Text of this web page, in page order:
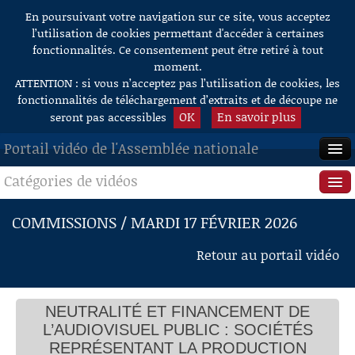
Aller au contenu
En poursuivant votre navigation sur ce site, vous acceptez
l’utilisation de cookies permettant d'accéder à certaines
fonctionnalités. Ce consentement peut être retiré à tout
moment.
ATTENTION : si vous n’acceptez pas l’utilisation de cookies, les
fonctionnalités de téléchargement d’extraits et de découpe ne
seront pas accessibles
OK En savoir plus
Portail vidéo de l'Assemblée nationale
ACCUEIL
EN DIRECT
RECHERCHE
AIDE À LA DÉCOUPE
DE VIDÉOS
Catégories de vidéos
Séance publique
Questions au Gouvernement
Commissions
Présidence
Évènements
COMMISSIONS / MARDI 17 FÉVRIER 2026
Retour au portail vidéo
NEUTRALITÉ ET FINANCEMENT DE
L’AUDIOVISUEL PUBLIC : SOCIÉTÉS
REPRÉSENTANT LA PRODUCTION
Audition de sociétés représentant la production
M. Jérémie Patrier-Leitus, président
M. Jérémie Patrier-Leitus, président
Mme Marie Masmonteil, présidente du Bureau Long
M. Marc Missonnier, président de l’UPC
Mme Sidonie Dumas, présidente de l’API
M. Charles Alloncle, rapporteur
M. Marc Missonnier, président de l’UPC
Mme Marie Masmonteil, présidente du Bureau Long